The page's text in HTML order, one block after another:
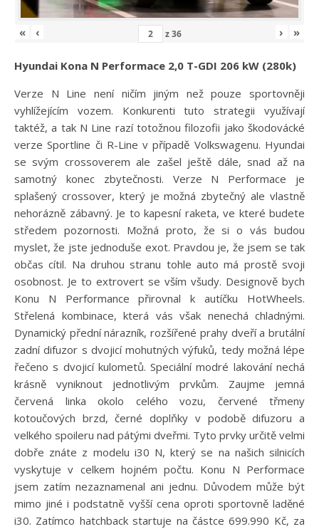
« ‹ z36 › »
Hyundai Kona N Performace 2,0 T-GDI 206 kW (280k)
Verze N Line není ničím jiným než pouze sportovněji
vyhlížejícím vozem. Konkurenti tuto strategii využívají
taktéž, a tak N Line razí totožnou filozofii jako škodovácké
verze Sportline či R-Line v případě Volkswagenu. Hyundai
se svým crossoverem ale zašel ještě dále, snad až na
samotný konec zbytečnosti. Verze N Performace je
splašený crossover, který je možná zbytečný ale vlastně
nehorázně zábavný. Je to kapesní raketa, ve které budete
středem pozornosti. Možná proto, že si o vás budou
myslet, že jste jednoduše exot. Pravdou je, že jsem se tak
občas cítil. Na druhou stranu tohle auto má prostě svoji
osobnost. Je to extrovert se vším všudy. Designově bych
Konu N Performance přirovnal k autíčku HotWheels.
Střelená kombinace, která vás však nenechá chladnými.
Dynamický přední nárazník, rozšířené prahy dveří a brutální
zadní difuzor s dvojicí mohutných výfuků, tedy možná lépe
řečeno s dvojicí kulometů. Speciální modré lakování nechá
krásně vyniknout jednotlivým prvkům. Zaujme jemná
červená linka okolo celého vozu, červené třmeny
kotoučových brzd, černé doplňky v podobě difuzoru a
velkého spoileru nad pátými dveřmi. Tyto prvky určitě velmi
dobře znáte z modelu i30 N, který se na našich silnicích
vyskytuje v celkem hojném počtu. Konu N Performace
jsem zatím nezaznamenal ani jednu. Důvodem může být
mimo jiné i podstatně vyšší cena oproti sportovně laděné
i30. Zatímco hatchback startuje na částce 699.990 Kč, za